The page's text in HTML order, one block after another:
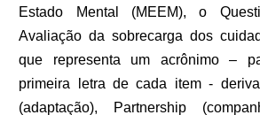
Estado Mental (MEEM), o
Avaliação da sobrecarga dos
que representa um acrônimo –
primeira letra de cada item -
(adaptação), Partnership